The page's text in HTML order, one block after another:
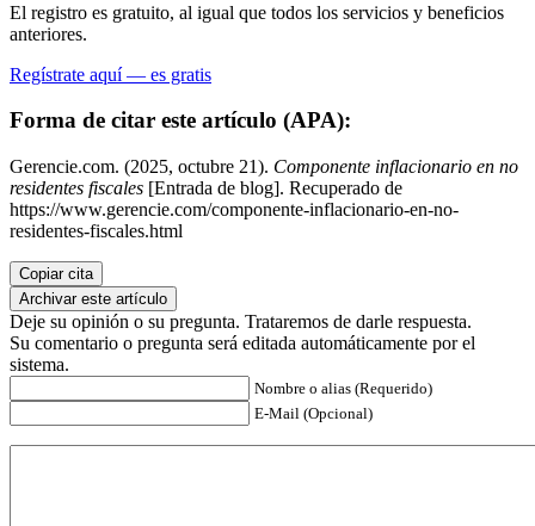
El registro es gratuito, al igual que todos los servicios y beneficios
anteriores.
Regístrate aquí — es gratis
Forma de citar este artículo (APA):
Gerencie.com. (2025, octubre 21). Componente inflacionario en no
residentes fiscales [Entrada de blog]. Recuperado de
https://www.gerencie.com/componente-inflacionario-en-no-
residentes-fiscales.html
Copiar cita
Archivar este artículo
Deje su opinión o su pregunta. Trataremos de darle respuesta.
Su comentario o pregunta será editada automáticamente por el
sistema.
Nombre o alias (Requerido)
E-Mail (Opcional)